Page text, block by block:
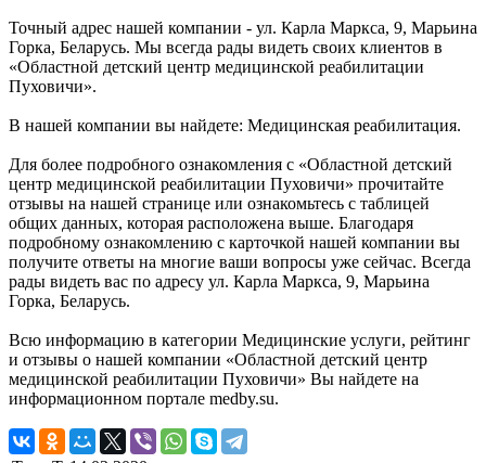
Точный адрес нашей компании - ул. Карла Маркса, 9, Марьина
Горка, Беларусь. Мы всегда рады видеть своих клиентов в
«Областной детский центр медицинской реабилитации
Пуховичи».
В нашей компании вы найдете: Медицинская реабилитация.
Для более подробного ознакомления с «Областной детский
центр медицинской реабилитации Пуховичи» прочитайте
отзывы на нашей странице или ознакомьтесь с таблицей
общих данных, которая расположена выше. Благодаря
подробному ознакомлению с карточкой нашей компании вы
получите ответы на многие ваши вопросы уже сейчас. Всегда
рады видеть вас по адресу ул. Карла Маркса, 9, Марьина
Горка, Беларусь.
Всю информацию в категории Медицинские услуги, рейтинг
и отзывы о нашей компании «Областной детский центр
медицинской реабилитации Пуховичи» Вы найдете на
информационном портале medby.su.